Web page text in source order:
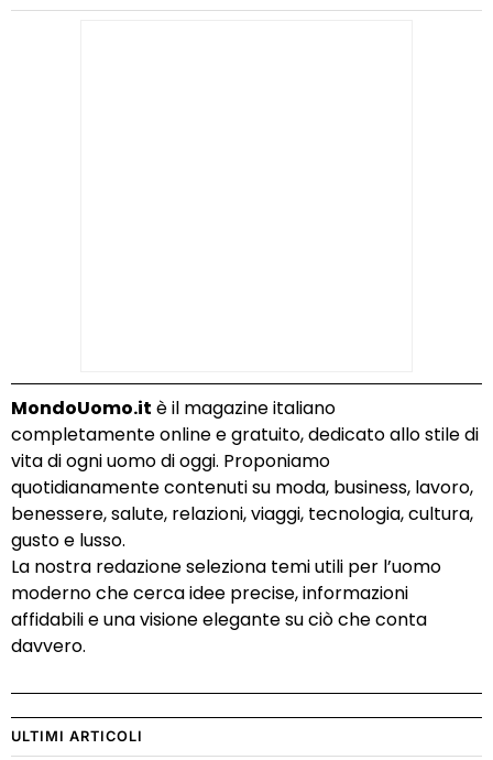
MondoUomo.it è il magazine italiano
completamente online e gratuito, dedicato allo stile di
vita di ogni uomo di oggi. Proponiamo
quotidianamente contenuti su moda, business, lavoro,
benessere, salute, relazioni, viaggi, tecnologia, cultura,
gusto e lusso.
La nostra redazione seleziona temi utili per l’uomo
moderno che cerca idee precise, informazioni
affidabili e una visione elegante su ciò che conta
davvero.
ULTIMI ARTICOLI